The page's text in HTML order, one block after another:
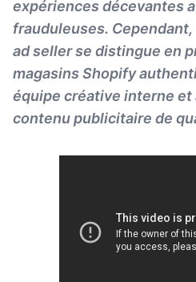
expériences décevantes
frauduleuses.
ad seller se distingue en
magasins Shopify
équipe créative interne et
contenu publicitaire de